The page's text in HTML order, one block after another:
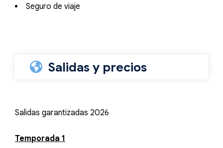
Seguro de viaje
Salidas y precios
Salidas garantizadas 2026
Temporada 1